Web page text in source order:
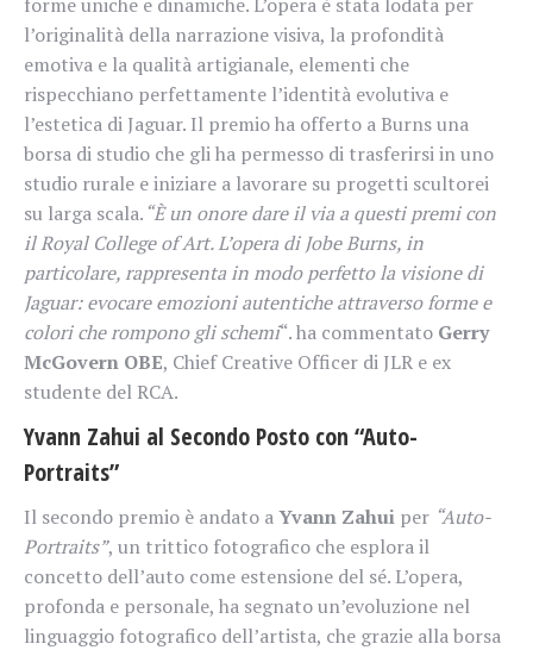
l’originalità della narrazione visiva, la profondità
emotiva e la qualità artigianale, elementi che
rispecchiano perfettamente l’identità evolutiva e
l’estetica di Jaguar. Il premio ha offerto a Burns una
borsa di studio che gli ha permesso di trasferirsi in uno
studio rurale e iniziare a lavorare su progetti scultorei
su larga scala. “È un onore dare il via a questi premi con
il Royal College of Art. L’opera di Jobe Burns, in
particolare, rappresenta in modo perfetto la visione di
Jaguar: evocare emozioni autentiche attraverso forme e
colori che rompono gli schemi“. ha commentato Gerry
McGovern OBE, Chief Creative Officer di JLR e ex
studente del RCA.
Yvann Zahui al Secondo Posto con “Auto-
Portraits”
Il secondo premio è andato aYvann Zahui per “Auto-
Portraits”, un trittico fotografico che esplora il
concetto dell’auto come estensione del sé. L’opera,
profonda e personale, ha segnato un’evoluzione nel
linguaggio fotografico dell’artista, che grazie alla borsa